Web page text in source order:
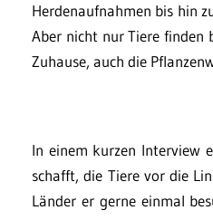
Herdenaufnahmen bis hin
Aber nicht nur Tiere finden
Zuhause, auch die
In einem kurzen Interview
schafft, die Tiere vor die
Länder er gerne einmal